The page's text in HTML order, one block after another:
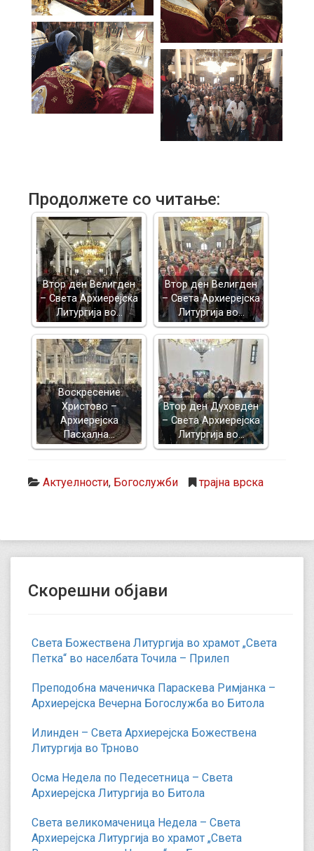
Продолжете со читање:
Втор ден Велигден
– Света Архиерејска
Литургија во…
Втор ден Велигден
– Света Архиерејска
Литургија во…
Воскресение
Христово –
Архиерејска
Пасхална…
Втор ден Духовден
– Света Архиерејска
Литургија во…
Актуелности, Богослужби трајна врска
Скорешни објави
Света Божествена Литургија во храмот „Света
Петка“ во населбата Точила – Прилеп
Преподобна маченичка Параскева Римјанка –
Архиерејска Вечерна Богослужба во Битола
Илинден – Света Архиерејска Божествена
Литургија во Трново
Осма Недела по Педесетница – Света
Архиерејска Литургија во Битола
Света великомаченица Недела – Света
Архиерејска Литургија во храмот „Света